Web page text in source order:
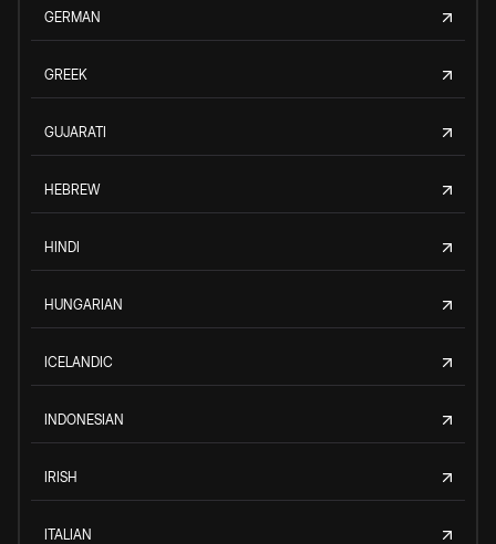
GERMAN
GREEK
GUJARATI
HEBREW
HINDI
HUNGARIAN
ICELANDIC
INDONESIAN
IRISH
ITALIAN